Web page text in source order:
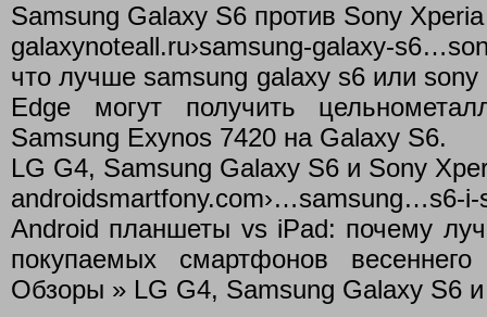
Samsung Galaxy S6 против Sony
galaxynoteall.ru›samsung-galaxy-
что лучше samsung galaxy s6 или
Edge могут получить
Samsung Exynos 7420 на Galaxy S6.
LG G4, Samsung Galaxy S6 и Sony
androidsmartfony.com›…samsung…s6-
Android планшеты vs iPad: почему
покупаемых смартфонов
Обзоры » LG G4, Samsung Galaxy S6